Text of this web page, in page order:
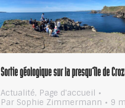
Sortie géologique sur la presqu’île de
Actualité, Page d'accueil
Par Sophie Zimmermann 9